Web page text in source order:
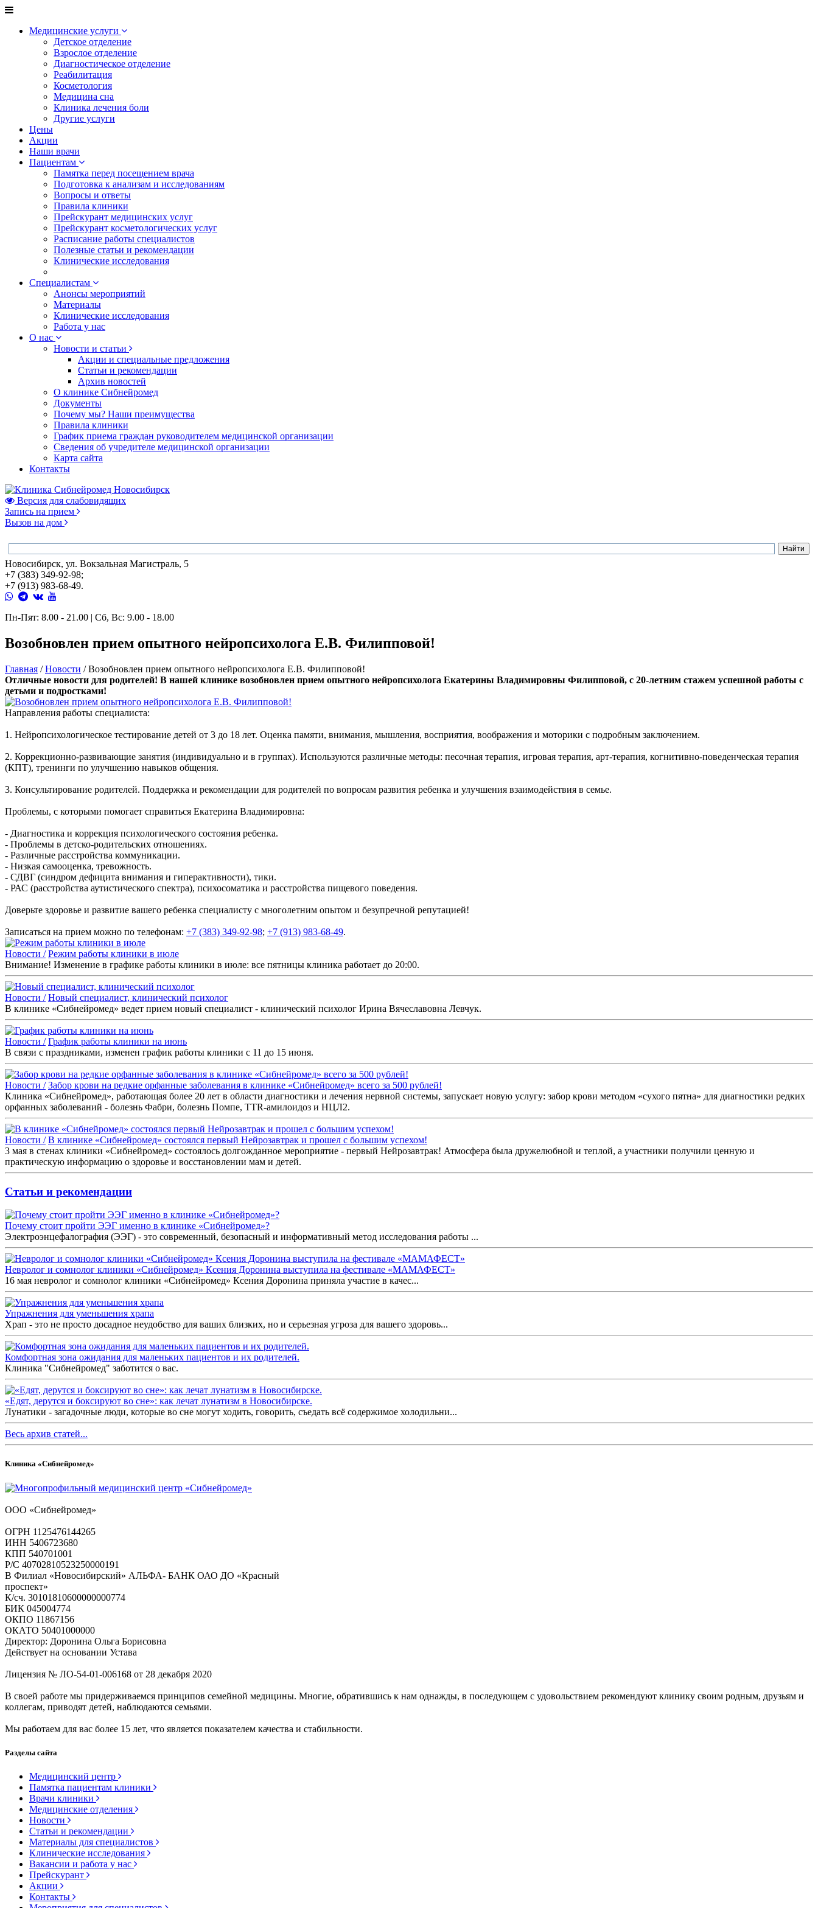
Медицинские услуги
Детское отделение
Взрослое отделение
Диагностическое отделение
Реабилитация
Косметология
Медицина сна
Клиника лечения боли
Другие услуги
Цены
Акции
Наши врачи
Пациентам
Памятка перед посещением врача
Подготовка к анализам и исследованиям
Вопросы и ответы
Правила клиники
Прейскурант медицинских услуг
Прейскурант косметологических услуг
Расписание работы специалистов
Полезные статьи и рекомендации
Клинические исследования
Специалистам
Анонсы мероприятий
Материалы
Клинические исследования
Работа у нас
О нас
Новости и статьи
Акции и специальные предложения
Статьи и рекомендации
Архив новостей
О клинике Сибнейромед
Документы
Почему мы? Наши преимущества
Правила клиники
График приема граждан руководителем медицинской организации
Сведения об учредителе медицинской организации
Карта сайта
Контакты
Версия для слабовидящих
Запись на прием
Вызов на дом
Новосибирск, ул. Вокзальная Магистраль, 5
+7 (383) 349-92-98;
+7 (913) 983-68-49.
Пн-Пят: 8.00 - 21.00 | Сб, Вс: 9.00 - 18.00
Возобновлен прием опытного нейропсихолога Е.В. Филипповой!
Главная /Новости /Возобновлен прием опытного нейропсихолога Е.В. Филипповой!
Отличные новости для родителей! В нашей клинике возобновлен прием опытного нейропсихолога Екатерины Владимировны Филипповой, с 20-летним стажем успешной работы с
детьми и подростками!
Направления работы специалиста:
1. Нейропсихологическое тестирование детей от 3 до 18 лет. Оценка памяти, внимания, мышления, восприятия, воображения и моторики с подробным заключением.
2. Коррекционно-развивающие занятия (индивидуально и в группах). Используются различные методы: песочная терапия, игровая терапия, арт-терапия, когнитивно-поведенческая терапия
(КПТ), тренинги по улучшению навыков общения.
3. Консультирование родителей. Поддержка и рекомендации для родителей по вопросам развития ребенка и улучшения взаимодействия в семье.
Проблемы, с которыми помогает справиться Екатерина Владимировна:
- Диагностика и коррекция психологического состояния ребенка.
- Проблемы в детско-родительских отношениях.
- Различные расстройства коммуникации.
- Низкая самооценка, тревожность.
- СДВГ (синдром дефицита внимания и гиперактивности), тики.
- РАС (расстройства аутистического спектра), психосоматика и расстройства пищевого поведения.
Доверьте здоровье и развитие вашего ребенка специалисту с многолетним опытом и безупречной репутацией!
Записаться на прием можно по телефонам: +7 (383) 349-92-98; +7 (913) 983-68-49.
Новости / Режим работы клиники в июле
Внимание! Изменение в графике работы клиники в июле: все пятницы клиника работает до 20:00.
Новости / Новый специалист, клинический психолог
В клинике «Сибнейромед» ведет прием новый специалист - клинический психолог Ирина Вячеславовна Левчук.
Новости / График работы клиники на июнь
В связи с праздниками, изменен график работы клиники с 11 до 15 июня.
Новости / Забор крови на редкие орфанные заболевания в клинике «Сибнейромед» всего за 500 рублей!
Клиника «Сибнейромед», работающая более 20 лет в области диагностики и лечения нервной системы, запускает новую услугу: забор крови методом «сухого пятна» для диагностики редких
орфанных заболеваний - болезнь Фабри, болезнь Помпе, TTR-амилоидоз и НЦЛ2.
Новости / В клинике «Сибнейромед» состоялся первый Нейрозавтрак и прошел с большим успехом!
3 мая в стенах клиники «Сибнейромед» состоялось долгожданное мероприятие - первый Нейрозавтрак! Атмосфера была дружелюбной и теплой, а участники получили ценную и
практическую информацию о здоровье и восстановлении мам и детей.
Статьи и рекомендации
Почему стоит пройти ЭЭГ именно в клинике «Сибнейромед»?
Электроэнцефалография (ЭЭГ) - это современный, безопасный и информативный метод исследования работы ...
Невролог и сомнолог клиники «Сибнейромед» Ксения Доронина выступила на фестивале «МАМАФЕСТ»
16 мая невролог и сомнолог клиники «Сибнейромед» Ксения Доронина приняла участие в качес...
Упражнения для уменьшения храпа
Храп - это не просто досадное неудобство для ваших близких, но и серьезная угроза для вашего здоровь...
Комфортная зона ожидания для маленьких пациентов и их родителей.
Клиника "Сибнейромед" заботится о вас.
«Едят, дерутся и боксируют во сне»: как лечат лунатизм в Новосибирске.
Лунатики - загадочные люди, которые во сне могут ходить, говорить, съедать всё содержимое холодильни...
Весь архив статей...
Клиника «Сибнейромед»
ООО «Сибнейромед»
ОГРН 1125476144265
ИНН 5406723680
КПП 540701001
Р/С 40702810523250000191
В Филиал «Новосибирский» АЛЬФА- БАНК ОАО ДО «Красный
проспект»
К/сч. 30101810600000000774
БИК 045004774
ОКПО 11867156
ОКАТО 50401000000
Директор: Доронина Ольга Борисовна
Действует на основании Устава
Лицензия № ЛО-54-01-006168 от 28 декабря 2020
В своей работе мы придерживаемся принципов семейной медицины. Многие, обратившись к нам однажды, в последующем с удовольствием рекомендуют клинику своим родным, друзьям и
коллегам, приводят детей, наблюдаются семьями.
Мы работаем для вас более 15 лет, что является показателем качества и стабильности.
Разделы сайта
Медицинский центр
Памятка пациентам клиники
Врачи клиники
Медицинские отделения
Новости
Статьи и рекомендации
Материалы для специалистов
Клинические исследования
Вакансии и работа у нас
Прейскурант
Акции
Контакты